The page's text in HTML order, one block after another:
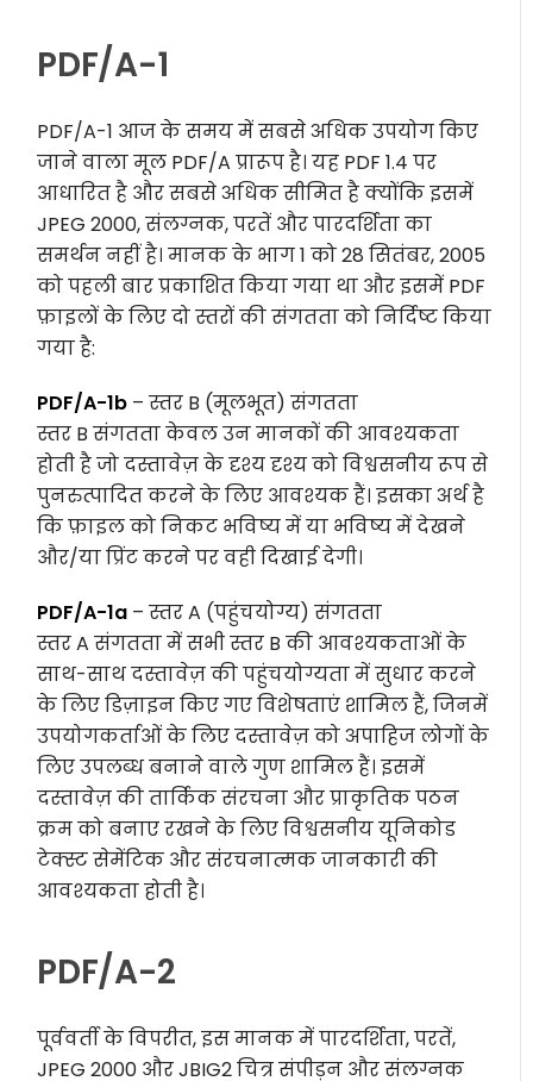
PDF/A-1
PDF/A-1 आज के समय में सबसे अधिक उपयोग किए
जाने वाला मूल PDF/A प्रारूप है। यह PDF 1.4 पर
आधारित है और सबसे अधिक सीमित है क्योंकि इसमें
JPEG 2000, संलग्नक, परतें और पारदर्शिता का
समर्थन नहीं है। मानक के भाग 1 को 28 सितंबर, 2005
को पहली बार प्रकाशित किया गया था और इसमें PDF
फ़ाइलों के लिए दो स्तरों की संगतता को निर्दिष्ट किया
गया है:
PDF/A-1b – स्तर B (मूलभूत) संगतता
स्तर B संगतता केवल उन मानकों की आवश्यकता
होती है जो दस्तावेज़ के दृश्य दृश्य को विश्वसनीय रूप से
पुनरुत्पादित करने के लिए आवश्यक हैं। इसका अर्थ है
कि फ़ाइल को निकट भविष्य में या भविष्य में देखने
और/या प्रिंट करने पर वही दिखाई देगी।
PDF/A-1a – स्तर A (पहुंचयोग्य) संगतता
स्तर A संगतता में सभी स्तर B की आवश्यकताओं के
साथ-साथ दस्तावेज़ की पहुंचयोग्यता में सुधार करने
के लिए डिज़ाइन किए गए विशेषताएं शामिल हैं, जिनमें
उपयोगकर्ताओं के लिए दस्तावेज़ को अपाहिज लोगों के
लिए उपलब्ध बनाने वाले गुण शामिल हैं। इसमें
दस्तावेज़ की तार्किक संरचना और प्राकृतिक पठन
क्रम को बनाए रखने के लिए विश्वसनीय यूनिकोड
टेक्स्ट सेमेंटिक और संरचनात्मक जानकारी की
आवश्यकता होती है।
PDF/A-2
पूर्ववर्ती के विपरीत, इस मानक में पारदर्शिता, परतें,
JPEG 2000 और JBIG2 चित्र संपीड़न और संलग्नक